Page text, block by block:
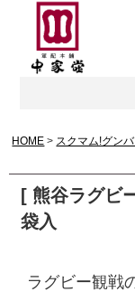
HOME スクマム!グンバ
[ 熊谷ラグビ
袋入
ラグビー観戦